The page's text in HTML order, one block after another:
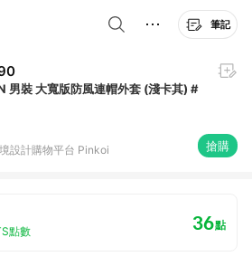
筆記
男裝 大寬版防風連帽外套 (淺卡其) #
設計購物平台 Pinkoi 搶購
點數 36點